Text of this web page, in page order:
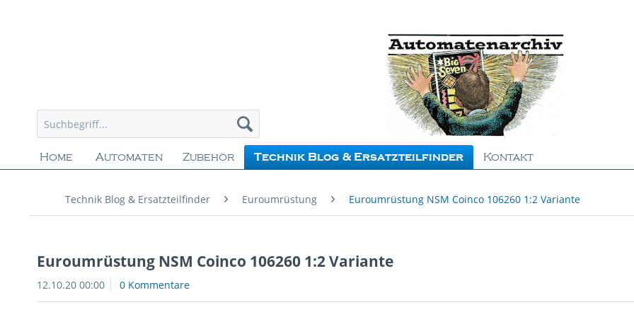
Home Automaten Zubehör Technik Blog & Ersatzteilfinder Kontakt
Technik Blog & Ersatzteilfinder Euroumrüstung Euroumrüstung NSM Coinco 106260 1:2 Variante
Euroumrüstung NSM Coinco 106260 1:2 Variante
12.10.20 00:00 0 Kommentare